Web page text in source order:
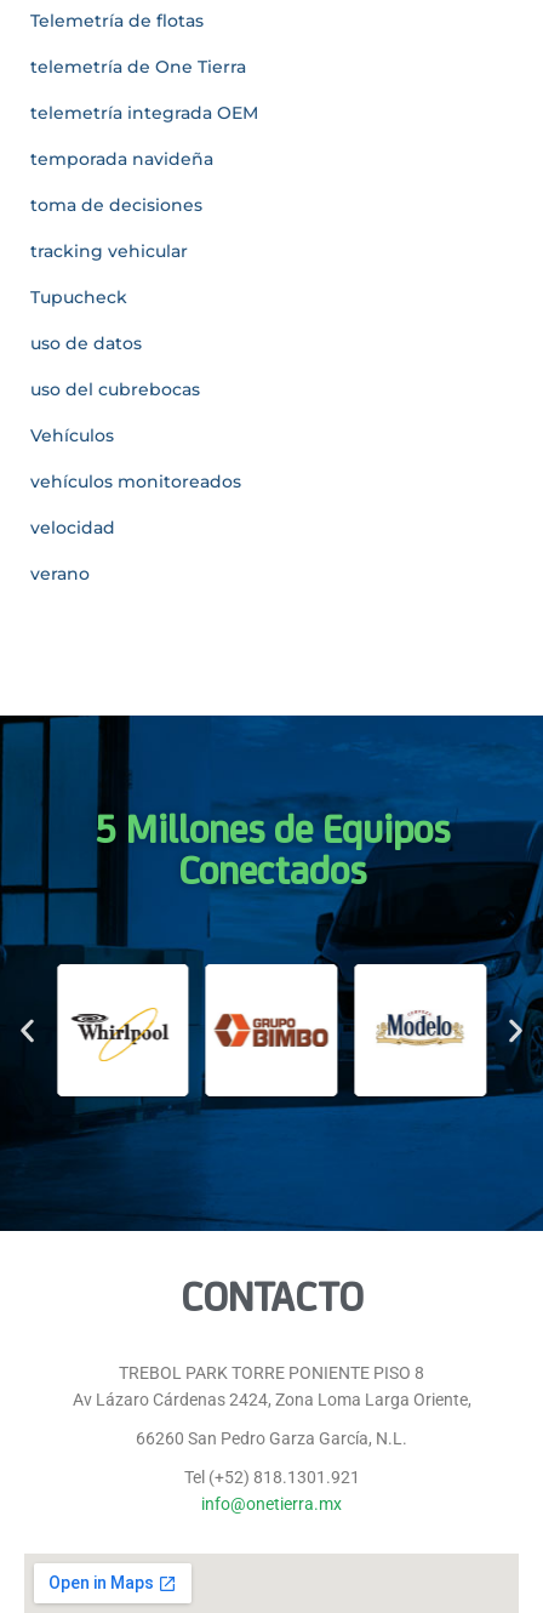
Telemetría de flotas
telemetría de One Tierra
telemetría integrada OEM
temporada navideña
toma de decisiones
tracking vehicular
Tupucheck
uso de datos
uso del cubrebocas
Vehículos
vehículos monitoreados
velocidad
verano
5 Millones de Equipos
Conectados
CONTACTO
TREBOL PARK TORRE PONIENTE PISO 8
Av Lázaro Cárdenas 2424, Zona Loma Larga Oriente,
66260 San Pedro Garza García, N.L.
Tel (+52) 818.1301.921
info@onetierra.mx